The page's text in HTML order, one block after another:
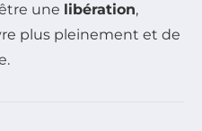
une libération,
plus pleinement et de